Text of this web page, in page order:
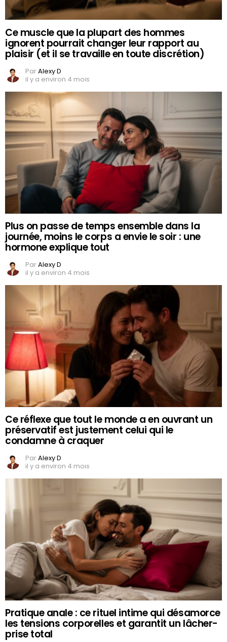
Ce muscle que la plupart des hommes
ignorent pourrait changer leur rapport au
plaisir (et il se travaille en toute discrétion)
ParAlexy D
il y a environ 4 mois
Plus on passe de temps ensemble dans la
journée, moins le corps a envie le soir : une
hormone explique tout
ParAlexy D
il y a environ 4 mois
Ce réflexe que tout le monde a en ouvrant un
préservatif est justement celui qui le
condamne à craquer
ParAlexy D
il y a environ 4 mois
Pratique anale : ce rituel intime qui désamorce
les tensions corporelles et garantit un lâcher-
prise total